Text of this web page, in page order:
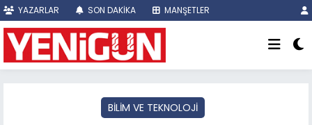
YAZARLAR SON DAKİKA MANŞETLER
BİLİM VE TEKNOLOJİ